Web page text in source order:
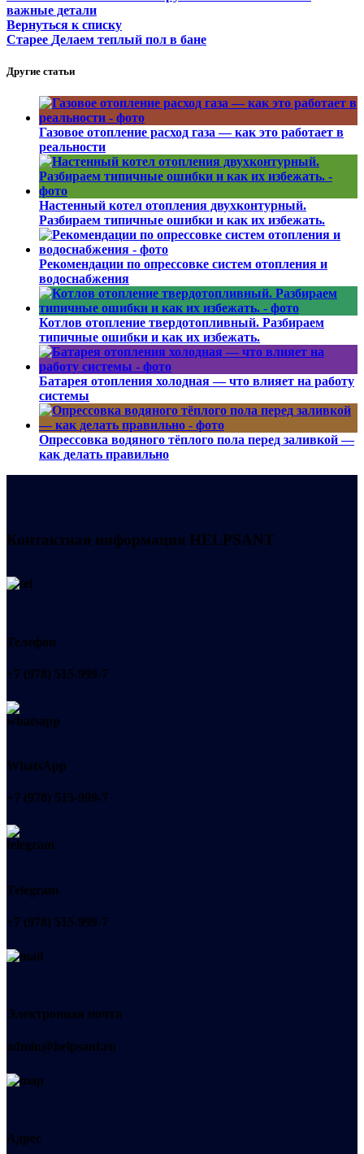
важные детали
Вернуться к списку
Старее Делаем теплый пол в бане
Другие статьи
Газовое отопление расход газа — как это работает в
реальности
Настенный котел отопления двухконтурный.
Разбираем типичные ошибки и как их избежать.
Рекомендации по опрессовке систем отопления и
водоснабжения
Котлов отопление твердотопливный. Разбираем
типичные ошибки и как их избежать.
Батарея отопления холодная — что влияет на работу
системы
Опрессовка водяного тёплого пола перед заливкой —
как делать правильно
Контактная информация HELPSANT
Телефон
+7 (978) 515-999-7
WhatsApp
+7 (978) 515-999-7
Telegram
+7 (978) 515-999-7
Электронная почта
admin@helpsant.ru
Адрес